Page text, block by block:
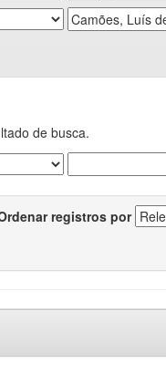
de busca.
registros por